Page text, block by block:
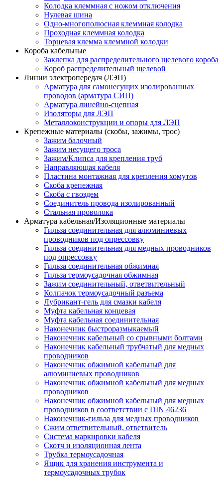
Колодка клеммная с ножом отключения
Нулевая шина
Одно-многополюсная клеммная колодка
Проходная клеммная колодка
Торцевая клемма клеммной колодки
Короба кабельные
Заклепка для распределительного щелевого короба
Короб распределительный щелевой
Линии электропередач (ЛЭП)
Арматура для самонесущих изолированных
проводов (арматура СИП)
Арматура линейно-сцепная
Изоляторы для ЛЭП
Металлоконструкции и опоры для ЛЭП
Крепежные материалы (скобы, зажимы, трос)
Зажим балочный
Зажим несущего троса
Зажим/Клипса для крепления труб
Направляющая кабеля
Пластина монтажная для крепления хомутов
Скоба крепежная
Скоба с гвоздем
Соединитель провода изолированный
Стальная проволока
Арматура кабельная/Изоляционные материалы
Гильза соединительная для алюминиевых
проводников под опрессовку
Гильза соединительная для медных проводников
под опрессовку
Гильза соединительная обжимная
Гильза термоусадочная обжимная
Зажим соединительный, ответвительный
Колпачок термоусадочный разъема
Лубрикант-гель для смазки кабеля
Муфта кабельная концевая
Муфта кабельная соединительная
Наконечник быстроразмыкаемый
Наконечник кабельный со срывными болтами
Наконечник кабельный трубчатый для медных
проводников
Наконечник обжимной кабельный для
алюминиевых проводников
Наконечник обжимной кабельный для медных
проводников
Наконечник обжимной кабельный для медных
проводников в соответствии с DIN 46236
Наконечник-гильза для медных проводников
Сжим ответвительный, ответвитель
Система маркировки кабеля
Скотч и изоляционная лента
Трубка термоусадочная
Ящик для хранения инструмента и
термоусадочных трубок